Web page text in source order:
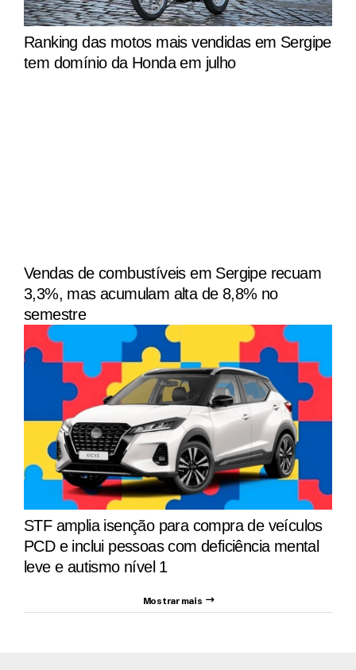
Ranking das motos mais vendidas em Sergipe
tem domínio da Honda em julho
Vendas de combustíveis em Sergipe recuam
3,3%, mas acumulam alta de 8,8% no
semestre
STF amplia isenção para compra de veículos
PCD e inclui pessoas com deficiência mental
leve e autismo nível 1
Mostrar mais